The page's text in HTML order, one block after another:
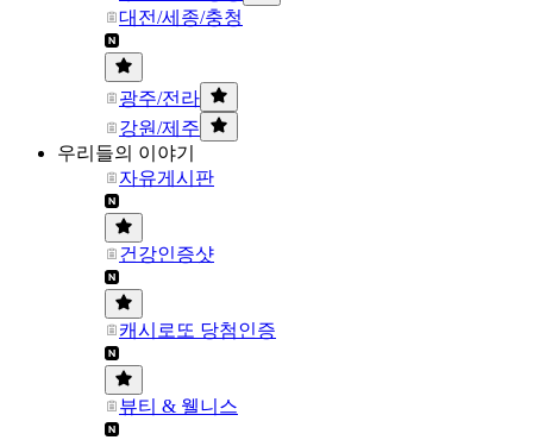
대전/세종/충청
광주/전라
강원/제주
우리들의 이야기
자유게시판
건강인증샷
캐시로또 당첨인증
뷰티 & 웰니스